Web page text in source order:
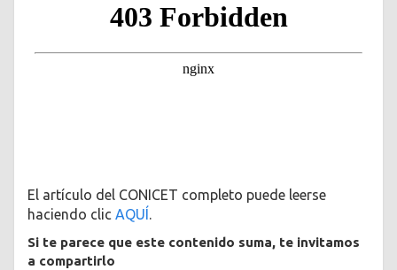
El artículo del CONICET completo puede leerse
haciendo clic AQUÍ.
Si te parece que este contenido suma, te invitamos
a compartirlo